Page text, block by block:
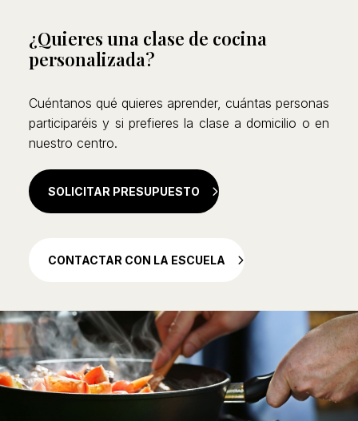
¿Quieres una clase de cocina
personalizada?
Cuéntanos qué quieres aprender, cuántas personas
participaréis y si prefieres la clase a domicilio o en
nuestro centro.
SOLICITAR PRESUPUESTO
CONTACTAR CON LA ESCUELA